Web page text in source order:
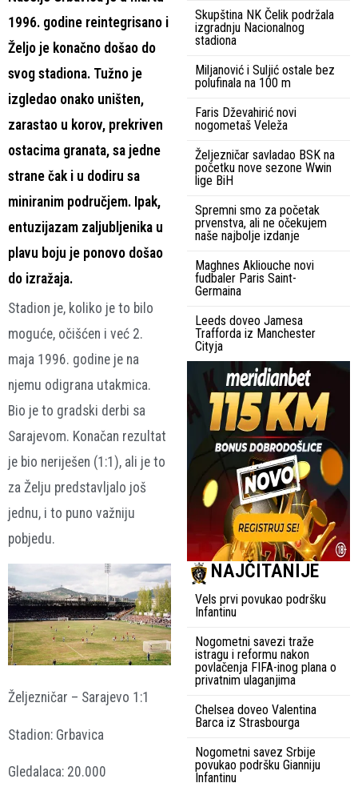
1996. godine reintegrisano i
Željo je konačno došao do
svog stadiona. Tužno je
izgledao onako uništen,
zarastao u korov, prekriven
ostacima granata, sa jedne
strane čak i u dodiru sa
miniranim područjem. Ipak,
entuzijazam zaljubljenika u
plavu boju je ponovo došao
do izražaja.
Stadion je, koliko je to bilo
moguće, očišćen i već 2.
maja 1996. godine je na
njemu odigrana utakmica.
Bio je to gradski derbi sa
Sarajevom. Konačan rezultat
je bio neriješen (1:1), ali je to
za Želju predstavljalo još
jednu, i to puno važniju
pobjedu.
Željezničar – Sarajevo 1:1
Stadion: Grbavica
Gledalaca: 20.000
Skupština NK Čelik podržala
izgradnju Nacionalnog
stadiona
Miljanović i Suljić ostale bez
polufinala na 100 m
Faris Dževahirić novi
nogometaš Veleža
Željezničar savladao BSK na
početku nove sezone Wwin
lige BiH
Spremni smo za početak
prvenstva, ali ne očekujem
naše najbolje izdanje
Maghnes Akliouche novi
fudbaler Paris Saint-
Germaina
Leeds doveo Jamesa
Trafforda iz Manchester
Cityja
NAJČITANIJE
Vels prvi povukao podršku
Infantinu
Nogometni savezi traže
istragu i reformu nakon
povlačenja FIFA-inog plana o
privatnim ulaganjima
Chelsea doveo Valentina
Barca iz Strasbourga
Nogometni savez Srbije
povukao podršku Gianniju
Infantinu